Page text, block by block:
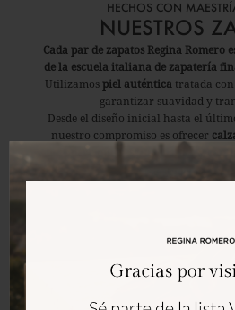
HECHOS CON
NUESTROS
Cada par de zapatos Regina Romero
de la escuela italiana de zapatería
Utilizamos piel auténticatratada
garantizar suavidad y
Desde el diseño inicial hasta el
nuestro compromiso es ofrecer
duradero que resalte tu estilo y
Descubre la Colección
UNA HISTORIA DE ELEGANCIA
REGINA
Inspirada por Regina Romero, una
que desafió su época al poner su